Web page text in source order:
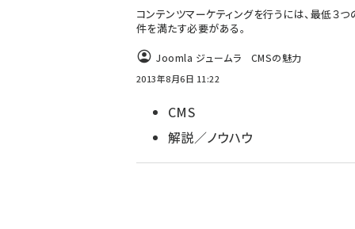
コンテンツマーケティングを行うには、最低３
件を満たす必要がある。
Joomla ジュームラ CMSの魅力
2013年8月6日 11:22
CMS
解説／ノウハウ